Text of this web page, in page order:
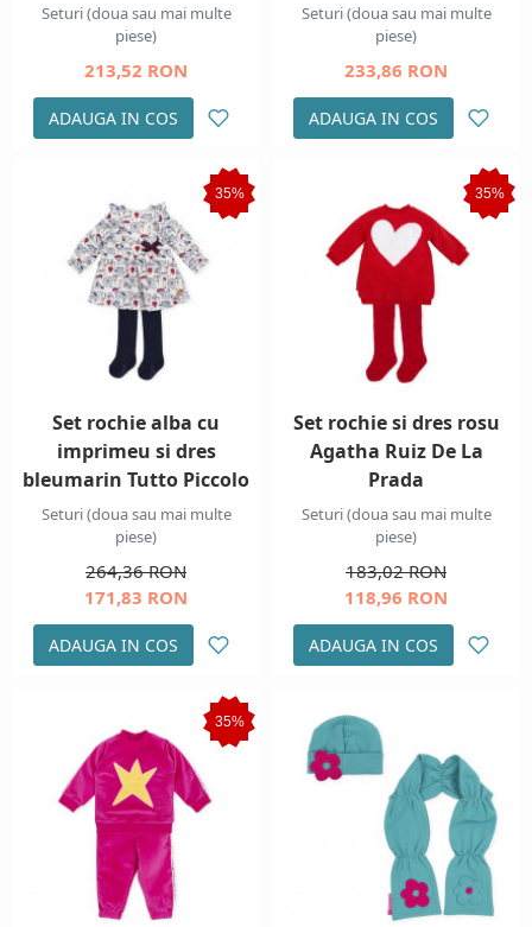
Seturi (doua sau mai multe
piese)
213,52 RON
ADAUGA IN COS
Seturi (doua sau mai multe
piese)
233,86 RON
ADAUGA IN COS
35%
Set rochie alba cu
imprimeu si dres
bleumarin Tutto Piccolo
Seturi (doua sau mai multe
piese)
264,36 RON
171,83 RON
ADAUGA IN COS
35%
Set rochie si dres rosu
Agatha Ruiz De La
Prada
Seturi (doua sau mai multe
piese)
183,02 RON
118,96 RON
ADAUGA IN COS
35%